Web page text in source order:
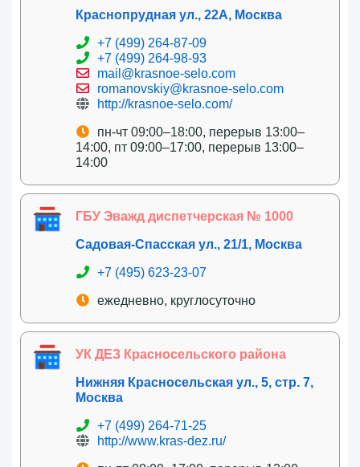
Краснопрудная ул., 22А, Москва
+7 (499) 264-87-09
+7 (499) 264-98-93
mail@krasnoe-selo.com
romanovskiy@krasnoe-selo.com
http://krasnoe-selo.com/
пн-чт 09:00–18:00, перерыв 13:00–
14:00, пт 09:00–17:00, перерыв 13:00–
14:00
ГБУ Эважд диспетчерская № 1000
Садовая-Спасская ул., 21/1, Москва
+7 (495) 623-23-07
ежедневно, круглосуточно
УК ДЕЗ Красносельского района
Нижняя Красносельская ул., 5, стр. 7,
Москва
+7 (499) 264-71-25
http://www.kras-dez.ru/